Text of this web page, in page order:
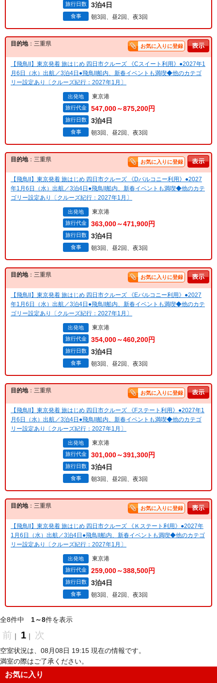
旅行日数 3泊4日
食事 朝3回、昼2回、夜3回
目的地：三重県 お気に入りに登録
【飛鳥II】東京発着 旅はじめ 四日市クルーズ 《Cスイート利用》●2027年1
月6日（水）出航／3泊4日●飛鳥II船内、新春イベントも満喫◆他のカテゴ
リー設定あり〔クルーズ紀行：2027年1月〕
出発地 東京港
旅行代金 547,000～875,200円
旅行日数 3泊4日
食事 朝3回、昼2回、夜3回
目的地：三重県 お気に入りに登録
【飛鳥II】東京発着 旅はじめ 四日市クルーズ 《Dバルコニー利用》●2027
年1月6日（水）出航／3泊4日●飛鳥II船内、新春イベントも満喫◆他のカテ
ゴリー設定あり〔クルーズ紀行：2027年1月〕
出発地 東京港
旅行代金 363,000～471,900円
旅行日数 3泊4日
食事 朝3回、昼2回、夜3回
目的地：三重県 お気に入りに登録
【飛鳥II】東京発着 旅はじめ 四日市クルーズ 《Eバルコニー利用》●2027
年1月6日（水）出航／3泊4日●飛鳥II船内、新春イベントも満喫◆他のカテ
ゴリー設定あり〔クルーズ紀行：2027年1月〕
出発地 東京港
旅行代金 354,000～460,200円
旅行日数 3泊4日
食事 朝3回、昼2回、夜3回
目的地：三重県 お気に入りに登録
【飛鳥II】東京発着 旅はじめ 四日市クルーズ 《Fステート利用》●2027年1
月6日（水）出航／3泊4日●飛鳥II船内、新春イベントも満喫◆他のカテゴ
リー設定あり〔クルーズ紀行：2027年1月〕
出発地 東京港
旅行代金 301,000～391,300円
旅行日数 3泊4日
食事 朝3回、昼2回、夜3回
目的地：三重県 お気に入りに登録
【飛鳥II】東京発着 旅はじめ 四日市クルーズ 《Ｋステート利用》●2027年
1月6日（水）出航／3泊4日●飛鳥II船内、新春イベントも満喫◆他のカテゴ
リー設定あり〔クルーズ紀行：2027年1月〕
出発地 東京港
旅行代金 259,000～388,500円
旅行日数 3泊4日
食事 朝3回、昼2回、夜3回
全8件中 1～8件を表示
前 ｜ 1 ｜ 次
空室状況は、08月08日 19:15 現在の情報です。
満室の際はご了承ください。
お気に入り